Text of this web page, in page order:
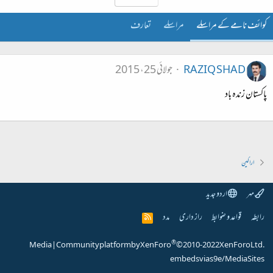
کوائف نامے کے مراسلے مراسلے تعارف
RAZIQ SHAD
جولائی 25، 2015
پاکستان زندہ باد
اراکین
مہر
اردو جدید
رابطہ قواعد و ضوابط راز داری مدد
R
S
Community platform by XenForo®© 2010-2022 XenForo Ltd.
|
Media
embeds via s9e/MediaSites